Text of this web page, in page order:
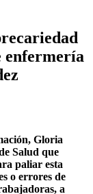
enfermería
Gloria
Salud que
paliar esta
o errores de
a